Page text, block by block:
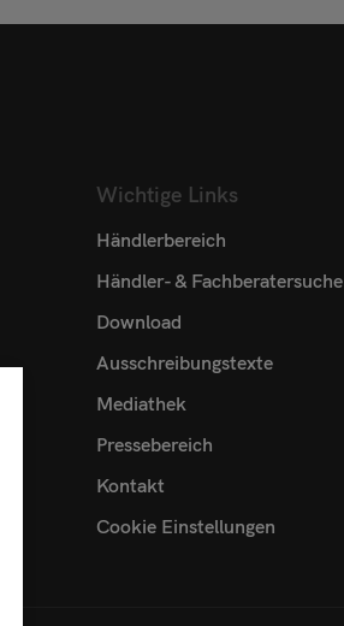
Wichtige Links
Händlerbereich
Händler- & Fachberatersuche
Download
Ausschreibungstexte
Mediathek
Pressebereich
Kontakt
Cookie Einstellungen